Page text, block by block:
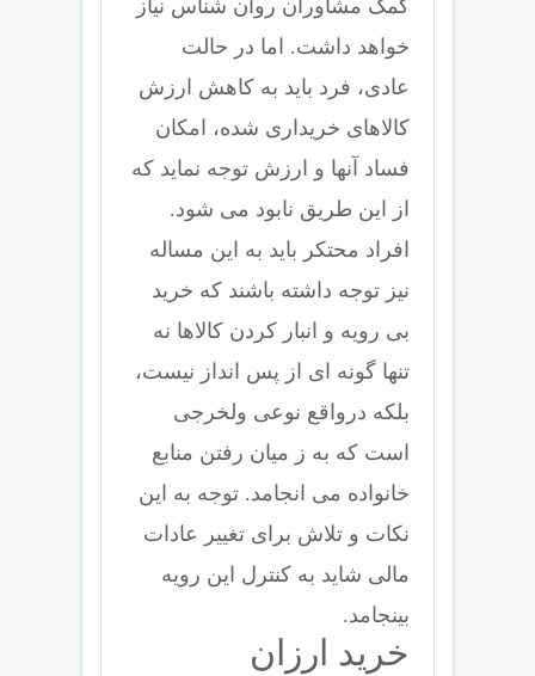
کمک مشاوران روان شناس نیاز
خواهد داشت. اما در حالت
عادی، فرد باید به کاهش ارزش
کالاهای خریداری شده، امکان
فساد آنها و ارزش توجه نماید که
از این طریق نابود می شود.
افراد محتکر باید به این مساله
نیز توجه داشته باشند که خرید
بی رویه و انبار کردن کالاها نه
تنها گونه ای از پس انداز نیست،
بلکه درواقع نوعی ولخرجی
است که به ز میان رفتن منابع
خانواده می انجامد. توجه به این
نکات و تلاش برای تغییر عادات
مالی شاید به کنترل این رویه
بینجامد.
خرید ارزان